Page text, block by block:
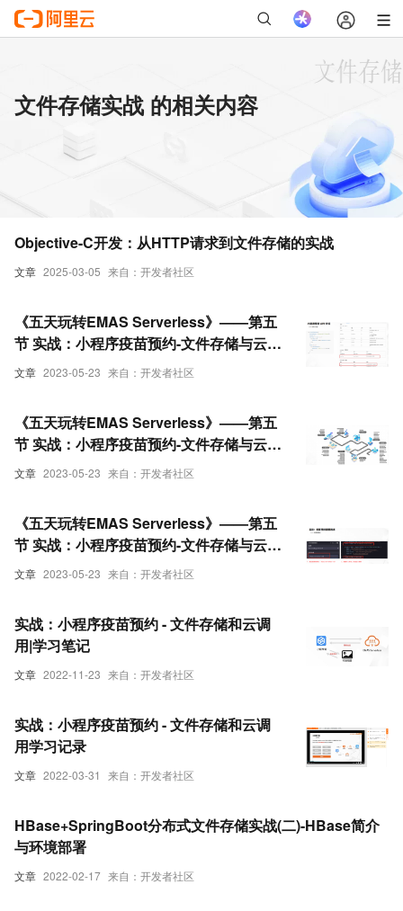
文件存储实战 的相关内容
文章 2025-03-05 来自：开发者社区
Objective-C开发：从HTTP请求到文件存储的实战
文章 2023-05-23 来自：开发者社区
《五天玩转EMAS Serverless》——第五
节 实战：小程序疫苗预约-文件存储与云调
用【上】
文章 2023-05-23 来自：开发者社区
《五天玩转EMAS Serverless》——第五
节 实战：小程序疫苗预约-文件存储与云调
用【中】
文章 2023-05-23 来自：开发者社区
《五天玩转EMAS Serverless》——第五
节 实战：小程序疫苗预约-文件存储与云调
用【下】
文章 2022-11-23 来自：开发者社区
实战：小程序疫苗预约 - 文件存储和云调
用|学习笔记
文章 2022-03-31 来自：开发者社区
实战：小程序疫苗预约 - 文件存储和云调
用学习记录
文章 2022-02-17 来自：开发者社区
HBase+SpringBoot分布式文件存储实战(二)-HBase简介
与环境部署